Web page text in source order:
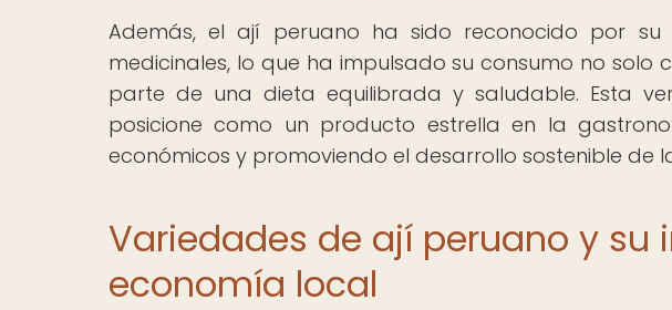
Además, el ají peruano ha sido reconocido por su
medicinales, lo que ha impulsado su consumo no
parte de una dieta equilibrada y saludable. Esta
posicione como un producto estrella en la
económicos y promoviendo el desarrollo sostenible de
Variedades de ají peruano y su
economía local